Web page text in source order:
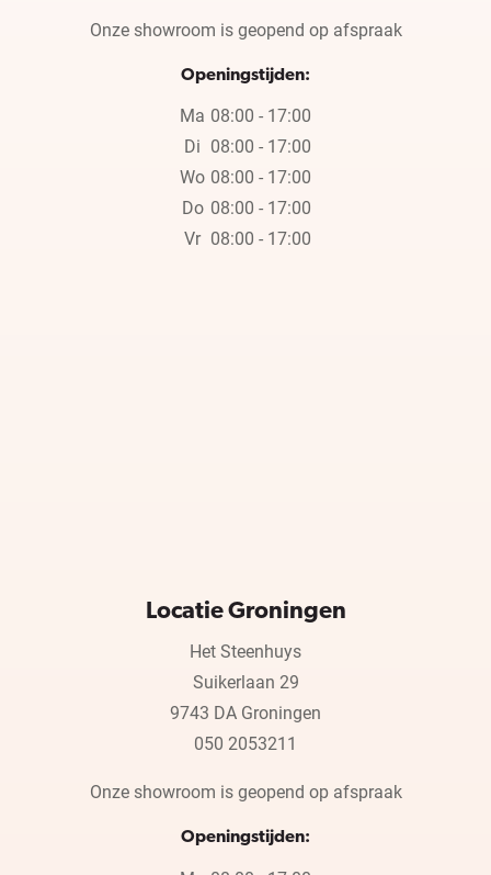
Onze showroom is geopend op afspraak
Openingstijden:
Ma 08:00 - 17:00
Di 08:00 - 17:00
Wo 08:00 - 17:00
Do 08:00 - 17:00
Vr 08:00 - 17:00
Locatie Groningen
Het Steenhuys
Suikerlaan 29
9743 DA Groningen
050 2053211
Onze showroom is geopend op afspraak
Openingstijden: